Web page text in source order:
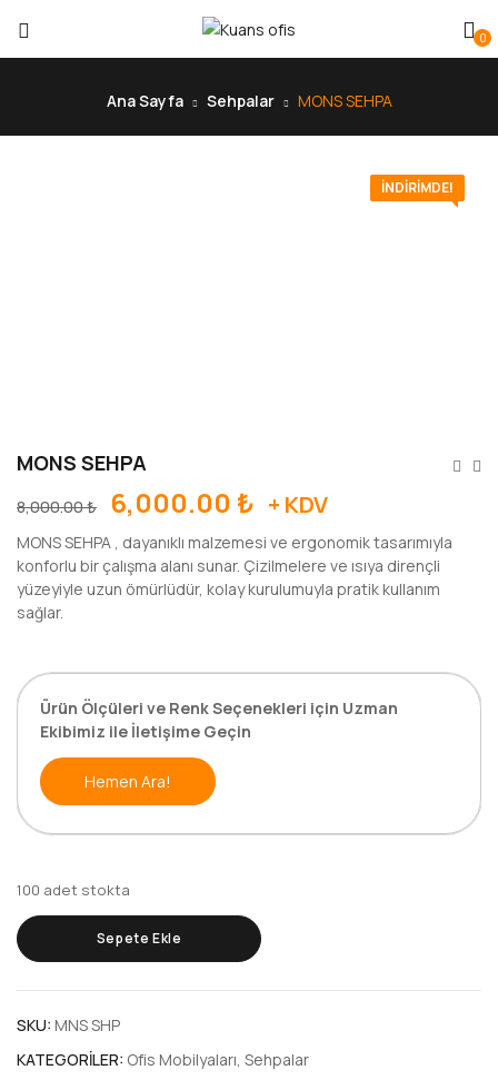
0
Ana Sayfa Sehpalar MONS SEHPA
İNDIRIMDE!
MONS SEHPA
8,000.00₺ 6,000.00 ₺ + KDV
MONS SEHPA , dayanıklı malzemesi ve ergonomik tasarımıyla
konforlu bir çalışma alanı sunar. Çizilmelere ve ısıya dirençli
yüzeyiyle uzun ömürlüdür, kolay kurulumuyla pratik kullanım
sağlar.
Ürün Ölçüleri ve Renk Seçenekleri için Uzman
Ekibimiz ile İletişime Geçin
Hemen Ara!
100 adet stokta
Sepete Ekle
SKU: MNS SHP
KATEGORILER: Ofis Mobilyaları Sehpalar